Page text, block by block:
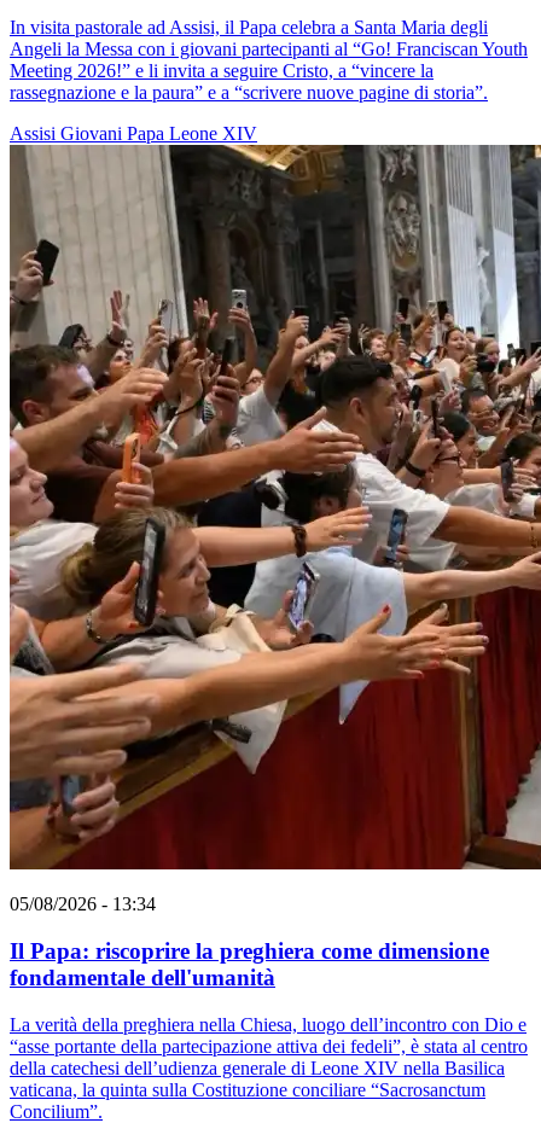
In visita pastorale ad Assisi, il Papa celebra a Santa Maria degli
Angeli la Messa con i giovani partecipanti al “Go! Franciscan Youth
Meeting 2026!” e li invita a seguire Cristo, a “vincere la
rassegnazione e la paura” e a “scrivere nuove pagine di storia”.
Assisi Giovani Papa Leone XIV
05/08/2026 - 13:34
Il Papa: riscoprire la preghiera come dimensione
fondamentale dell'umanità
La verità della preghiera nella Chiesa, luogo dell’incontro con Dio e
“asse portante della partecipazione attiva dei fedeli”, è stata al centro
della catechesi dell’udienza generale di Leone XIV nella Basilica
vaticana, la quinta sulla Costituzione conciliare “Sacrosanctum
Concilium”.